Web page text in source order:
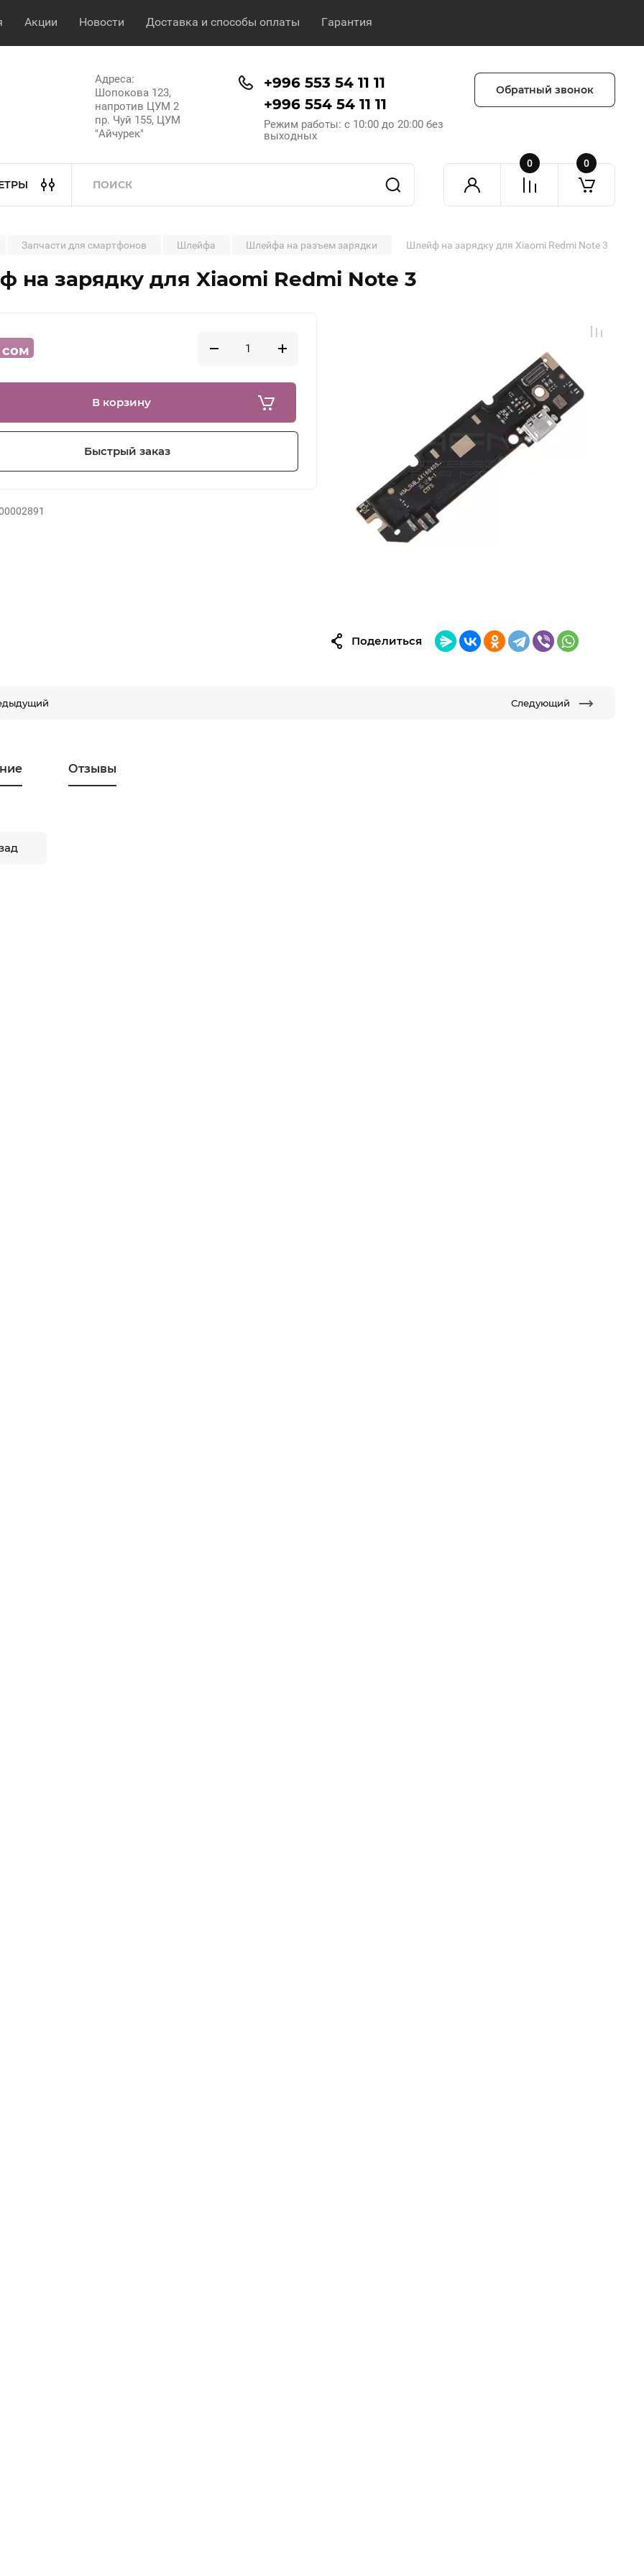
Акции Новости Доставка и способы оплаты Гарантия
Адреса:
Шопокова 123,
напротив ЦУМ 2
пр. Чуй 155, ЦУМ
"Айчурек"
+996 553 54 11 11
+996 554 54 11 11
Режим работы: с 10:00 до 20:00 без
выходных
Обратный звонок
0 0
Запчасти для смартфонов Шлейфа Шлейфа на разъем зарядки Шлейф на зарядку для Xiaomi Redmi Note 3
на зарядку для Xiaomi Redmi Note 3
сом
В корзину
Быстрый заказ
Поделиться
Следующий
Отзывы